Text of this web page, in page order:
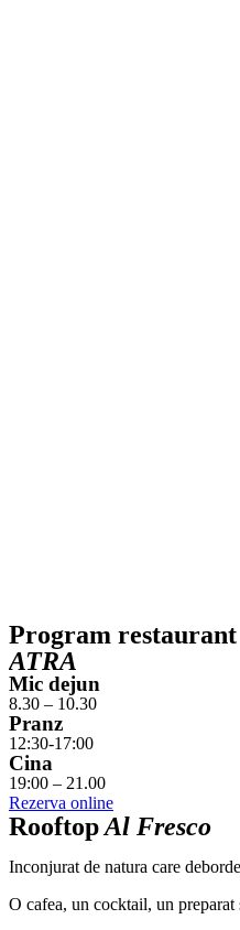
Program restaurant
ATRA
Mic dejun
8.30 – 10.30
Pranz
12:30-17:00
Cina
19:00 – 21.00
Rezerva online
RooftopAl Fresco
Inconjurat de natura care
O cafea, un cocktail, un